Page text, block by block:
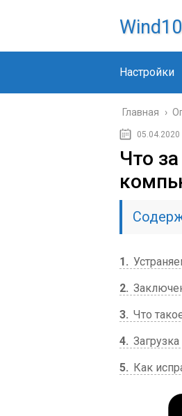
Настройки
Главная ›
05.04.2020
Что
1
2
3 Что
4
5
Как